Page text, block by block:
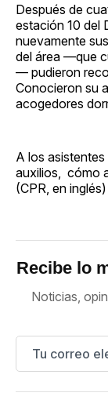
Después de
estación 10 del
nuevamente
del área —que
— pudieron
Conocieron su
acogedores
A los
auxilios, cómo
(CPR, en
Recibe lo
Noticias,